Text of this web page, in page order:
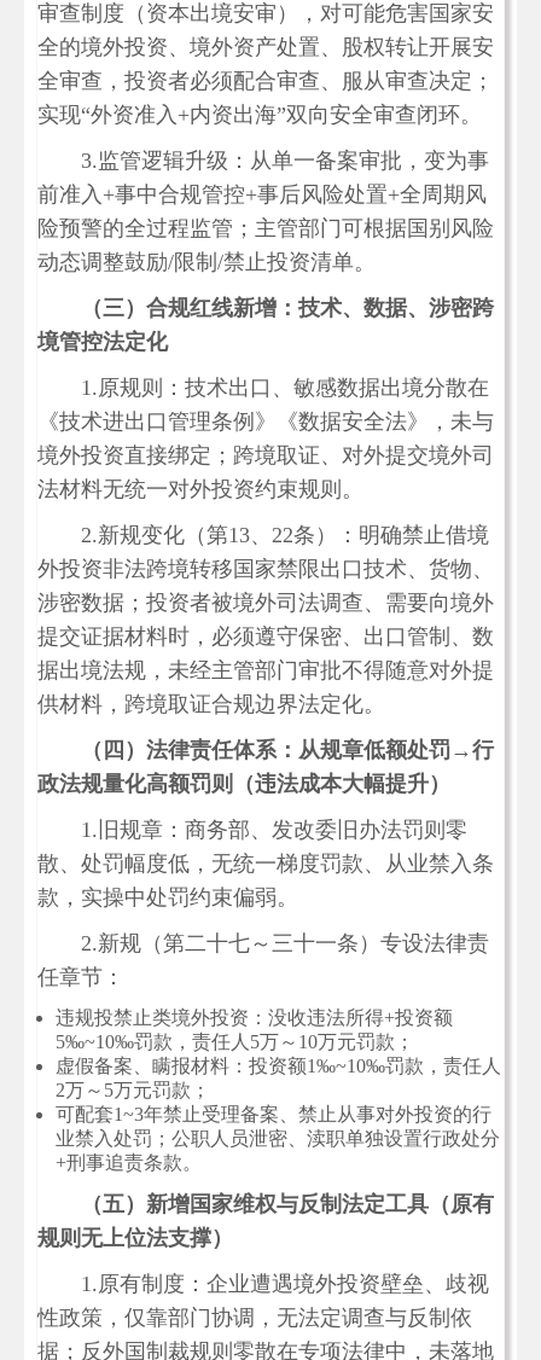
审查制度（资本出境安审），对可能危害国家安
全的境外投资、境外资产处置、股权转让开展安
全审查，投资者必须配合审查、服从审查决定；
实现“外资准入+内资出海”双向安全审查闭环。
3.监管逻辑升级：从单一备案审批，变为事
前准入+事中合规管控+事后风险处置+全周期风
险预警的全过程监管；主管部门可根据国别风险
动态调整鼓励/限制/禁止投资清单。
（三）合规红线新增：技术、数据、涉密跨
境管控法定化
1.原规则：技术出口、敏感数据出境分散在
《技术进出口管理条例》《数据安全法》，未与
境外投资直接绑定；跨境取证、对外提交境外司
法材料无统一对外投资约束规则。
2.新规变化（第13、22条）：明确禁止借境
外投资非法跨境转移国家禁限出口技术、货物、
涉密数据；投资者被境外司法调查、需要向境外
提交证据材料时，必须遵守保密、出口管制、数
据出境法规，未经主管部门审批不得随意对外提
供材料，跨境取证合规边界法定化。
（四）法律责任体系：从规章低额处罚→行
政法规量化高额罚则（违法成本大幅提升）
1.旧规章：商务部、发改委旧办法罚则零
散、处罚幅度低，无统一梯度罚款、从业禁入条
款，实操中处罚约束偏弱。
2.新规（第二十七～三十一条）专设法律责
任章节：
违规投禁止类境外投资：没收违法所得+投资额
5‰~10‰罚款，责任人5万～10万元罚款；
虚假备案、瞒报材料：投资额1‰~10‰罚款，责任人
2万～5万元罚款；
可配套1~3年禁止受理备案、禁止从事对外投资的行
业禁入处罚；公职人员泄密、渎职单独设置行政处分
+刑事追责条款。
（五）新增国家维权与反制法定工具（原有
规则无上位法支撑）
1.原有制度：企业遭遇境外投资壁垒、歧视
性政策，仅靠部门协调，无法定调查与反制依
据；反外国制裁规则零散在专项法律中，未落地